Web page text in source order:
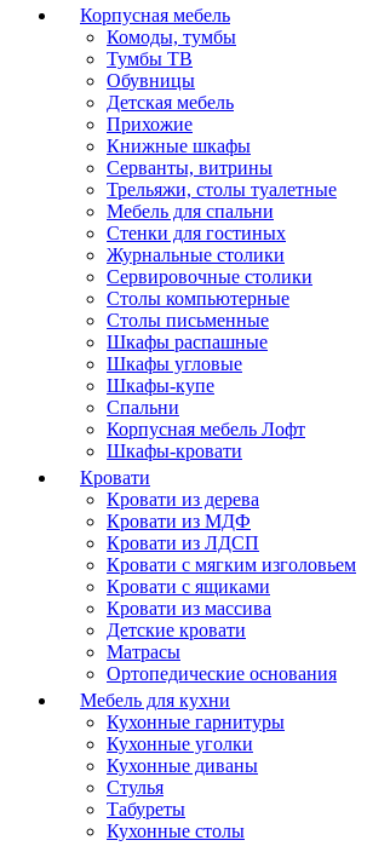
Корпусная мебель
Комоды, тумбы
Тумбы ТВ
Обувницы
Детская мебель
Прихожие
Книжные шкафы
Серванты, витрины
Трельяжи, столы туалетные
Мебель для спальни
Стенки для гостиных
Журнальные столики
Сервировочные столики
Столы компьютерные
Столы письменные
Шкафы распашные
Шкафы угловые
Шкафы-купе
Спальни
Корпусная мебель Лофт
Шкафы-кровати
Кровати
Кровати из дерева
Кровати из МДФ
Кровати из ЛДСП
Кровати с мягким изголовьем
Кровати с ящиками
Кровати из массива
Детские кровати
Матрасы
Ортопедические основания
Мебель для кухни
Кухонные гарнитуры
Кухонные уголки
Кухонные диваны
Стулья
Табуреты
Кухонные столы